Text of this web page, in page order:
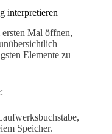
interpretieren
Mal öffnen,
Elemente zu
Speicher.